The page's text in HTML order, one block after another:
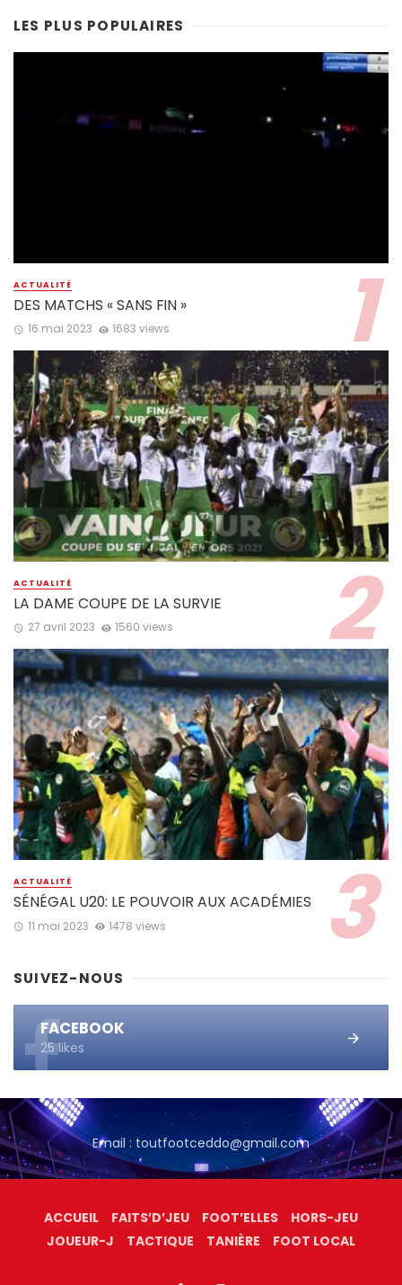
LES PLUS POPULAIRES
ACTUALITÉ
DES MATCHS « SANS FIN »
16 mai 2023 1683 views
ACTUALITÉ
LA DAME COUPE DE LA SURVIE
27 avril 2023 1560 views
ACTUALITÉ
SÉNÉGAL U20: LE POUVOIR AUX ACADÉMIES
11 mai 2023 1478 views
SUIVEZ-NOUS
FACEBOOK
25 likes
Email : toutfootceddo@gmail.com
ACCUEIL FAITS’D’JEU FOOT’ELLES
HORS-JEU
JOUEUR-J
TACTIQUE TANIÈRE FOOT LOCAL